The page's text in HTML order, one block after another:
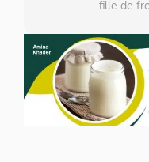
fille de